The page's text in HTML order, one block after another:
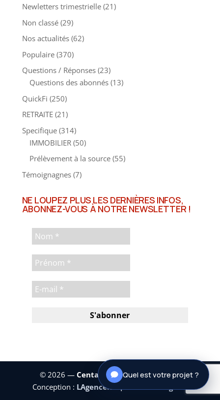
Newletters trimestrielle(21)
Non classé(29)
Nos actualités(62)
Populaire(370)
Questions / Réponses(23)
Questions des abonnés(13)
QuickFi (250)
RETRAITE(21)
Specifique(314)
IMMOBILIER(50)
Prélèvement à la source(55)
Témoignagnes(7)
NE LOUPEZ PLUS LES DERNIÈRES INFOS,
ABONNEZ-VOUS À NOTRE NEWSLETTER !
© 2026 —Centaure Investissements|
Conception : LAgence.co
Quel est votre projet ?